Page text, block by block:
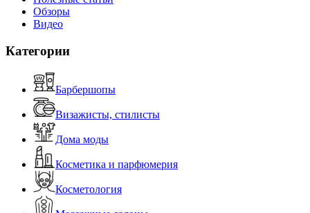
Обзоры
Видео
Категории
Барбершопы
Визажисты, стилисты
Дома моды
Косметика и парфюмерия
Косметология